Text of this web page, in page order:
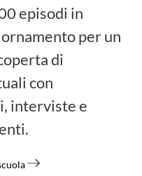
episodi in
per un
di
con
interviste e